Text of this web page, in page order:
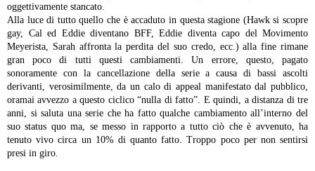
oggettivamente stancato.
Alla luce di tutto quello che è accaduto in questa stagione (Hawk si scopre
gay, Cal ed Eddie diventano BFF, Eddie diventa capo del Movimento
Meyerista, Sarah affronta la perdita del suo credo, ecc.) alla fine rimane
gran poco di tutti questi cambiamenti. Un errore, questo, pagato
sonoramente con la cancellazione della serie a causa di bassi ascolti
derivanti, verosimilmente, da un calo di appeal manifestato dal pubblico,
oramai avvezzo a questo ciclico “nulla di fatto”. E quindi, a distanza di tre
anni, si saluta una serie che ha fatto qualche cambiamento all’interno del
suo status quo ma, se messo in rapporto a tutto ciò che è avvenuto, ha
tenuto vivo circa un 10% di quanto fatto. Troppo poco per non sentirsi
presi in giro.